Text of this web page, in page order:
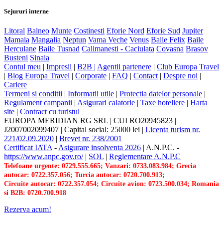
Sejururi interne
Litoral Balneo Munte Costinesti Eforie Nord Eforie Sud Jupiter
Mamaia Mangalia Neptun Vama Veche Venus Baile Felix Baile
Herculane Baile Tusnad Calimanesti - Caciulata Covasna Brasov
Busteni Sinaia
Contul meu | Impresii | B2B | Agentii partenere | Club Europa Travel
| Blog Europa Travel | Corporate | FAQ | Contact | Despre noi |
Cariere
Termeni si conditii | Informatii utile | Protectia datelor personale |
Regulament campanii | Asigurari calatorie | Taxe hoteliere | Harta
site | Contract cu turistul
EUROPA MERIDIAN RG SRL | CUI RO20945823 |
J2007002099407 | Capital social: 25000 lei | Licenta turism nr.
221/02.09.2020 | Brevet nr. 238/2001
Certificat IATA - Asigurare insolventa 2026 | A.N.P.C. -
https://www.anpc.gov.ro/| SOL | Reglementare A.N.P.C
Telefoane urgente: 0729.555.665; Vanzari: 0733.083.984; Grecia
autocar: 0722.357.056; Turcia autocar: 0720.700.913;
Circuite autocar: 0722.357.054; Circuite avion: 0723.500.034; Romania
si B2B: 0720.700.918
Rezerva acum!